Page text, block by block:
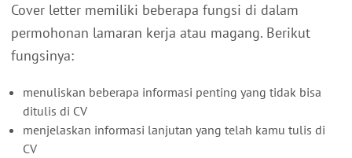
Cover letter memiliki beberapa fungsi di dalam
permohonan lamaran kerja atau magang. Berikut
fungsinya:
menuliskan beberapa informasi penting yang tidak bisa
ditulis di CV
menjelaskan informasi lanjutan yang telah kamu tulis di
CV